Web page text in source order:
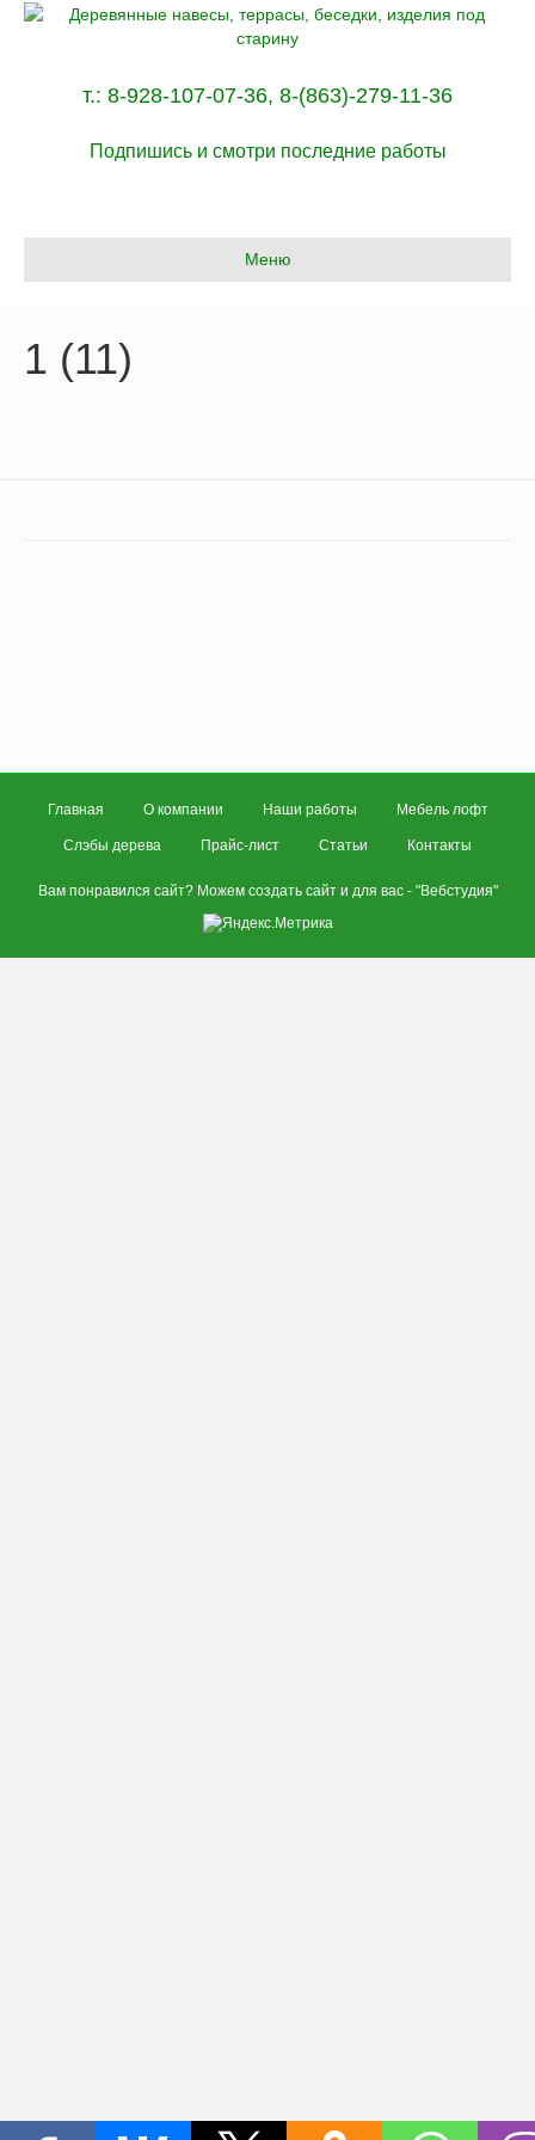
т.: 8-928-107-07-36, 8-(863)-279-11-36
Подпишись и смотри последние работы
Меню
1 (11)
Главная О компании Наши работы Мебель лофт
Слэбы дерева Прайс-лист Статьи Контакты
Вам понравился сайт? Можем создать сайт и для вас - "Вебстудия"